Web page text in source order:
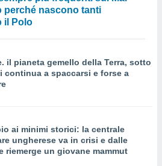
perché nascono tanti
il Polo
il pianeta gemello della Terra, sotto
continua a spaccarsi e forse a
ai minimi storici: la centrale
ungherese va in crisi e dalle
riemerge un giovane mammut